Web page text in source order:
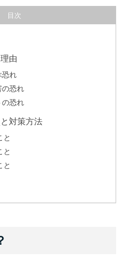
目次
由
恐れ
の恐れ
の恐れ
対策方法
と
と
と